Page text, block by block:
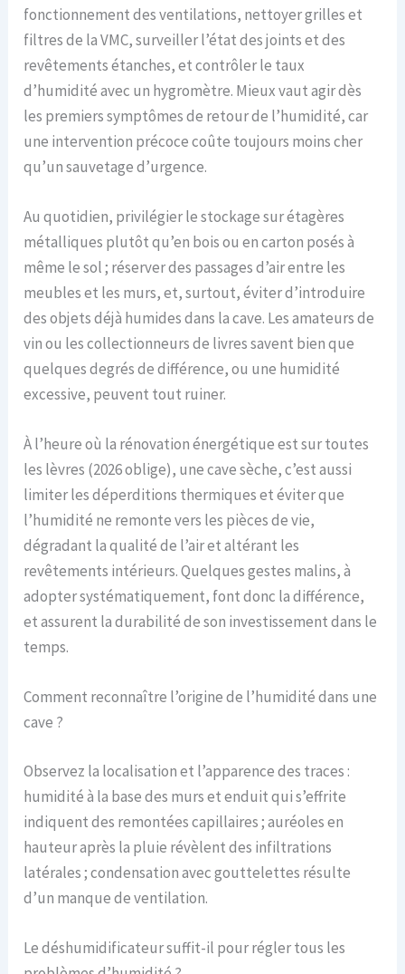
fonctionnement des ventilations, nettoyer grilles et
filtres de la VMC, surveiller l’état des joints et des
revêtements étanches, et contrôler le taux
d’humidité avec un hygromètre. Mieux vaut agir dès
les premiers symptômes de retour de l’humidité, car
une intervention précoce coûte toujours moins cher
qu’un sauvetage d’urgence.
Au quotidien, privilégier le stockage sur étagères
métalliques plutôt qu’en bois ou en carton posés à
même le sol ; réserver des passages d’air entre les
meubles et les murs, et, surtout, éviter d’introduire
des objets déjà humides dans la cave. Les amateurs de
vin ou les collectionneurs de livres savent bien que
quelques degrés de différence, ou une humidité
excessive, peuvent tout ruiner.
À l’heure où la rénovation énergétique est sur toutes
les lèvres (2026 oblige), une cave sèche, c’est aussi
limiter les déperditions thermiques et éviter que
l’humidité ne remonte vers les pièces de vie,
dégradant la qualité de l’air et altérant les
revêtements intérieurs. Quelques gestes malins, à
adopter systématiquement, font donc la différence,
et assurent la durabilité de son investissement dans le
temps.
Comment reconnaître l’origine de l’humidité dans une
cave ?
Observez la localisation et l’apparence des traces :
humidité à la base des murs et enduit qui s’effrite
indiquent des remontées capillaires ; auréoles en
hauteur après la pluie révèlent des infiltrations
latérales ; condensation avec gouttelettes résulte
d’un manque de ventilation.
Le déshumidificateur suffit-il pour régler tous les